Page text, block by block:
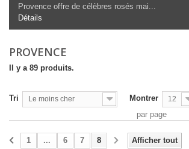
Provence offre de célèbres rosés mai...
Détails
PROVENCE
Il y a 89 produits.
Tri Le moins cher Montrer 12
par page
Afficher tout
1 ... 6 7 8